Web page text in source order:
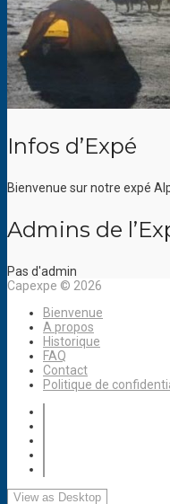
Infos d’Expé
Bienvenue sur notre expé
Admins de
Pas d'admin
Capexpe © 2026
Bienvenue
A propos
Historique
FAQ
Contact
Politique de